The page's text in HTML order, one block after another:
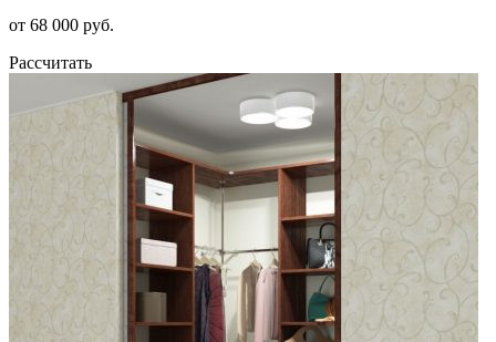
от 68 000 руб.
Рассчитать